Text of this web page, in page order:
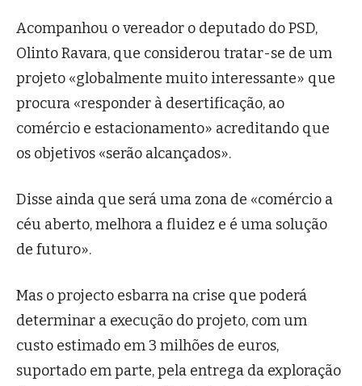
Acompanhou o vereador o deputado do PSD,
Olinto Ravara, que considerou tratar-se de um
projeto «globalmente muito interessante» que
procura «responder à desertificação, ao
comércio e estacionamento» acreditando que
os objetivos «serão alcançados».
Disse ainda que será uma zona de «comércio a
céu aberto, melhora a fluidez e é uma solução
de futuro».
Mas o projecto esbarra na crise que poderá
determinar a execução do projeto, com um
custo estimado em 3 milhões de euros,
suportado em parte, pela entrega da exploração